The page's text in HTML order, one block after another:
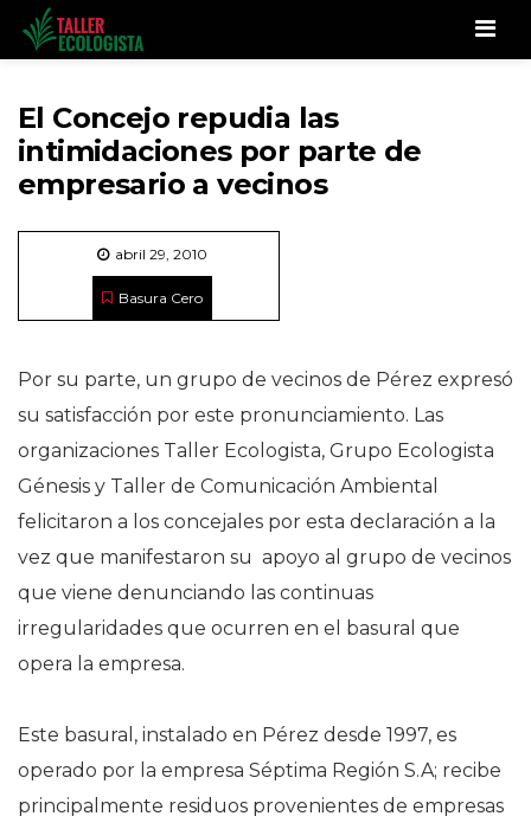
El Concejo repudia las
intimidaciones por parte de
empresario a vecinos
abril 29, 2010
Basura Cero
Por su parte, un grupo de vecinos de Pérez expresó
su satisfacción por este pronunciamiento. Las
organizaciones Taller Ecologista, Grupo Ecologista
Génesis y Taller de Comunicación Ambiental
felicitaron a los concejales por esta declaración a la
vez que manifestaron su apoyo al grupo de vecinos
que viene denunciando las continuas
irregularidades que ocurren en el basural que
opera la empresa.
Este basural, instalado en Pérez desde 1997, es
operado por la empresa Séptima Región S.A; recibe
principalmente residuos provenientes de empresas